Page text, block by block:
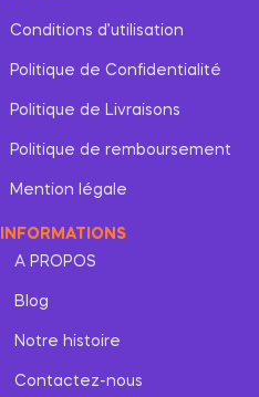
Conditions d’utilisation
Politique de Confidentialité
Politique de Livraisons
Politique de remboursement
Mention légale
INFORMATIONS
A PROPOS
Blog
Notre histoire
Contactez-nous